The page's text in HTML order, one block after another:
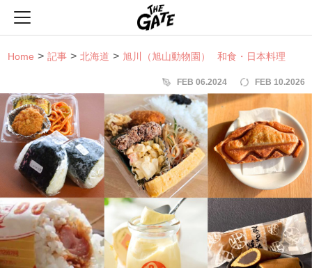
Home 記事 北海道 旭川（旭山動物園） 和食・日本料理
FEB 06.2024 FEB 10.2026